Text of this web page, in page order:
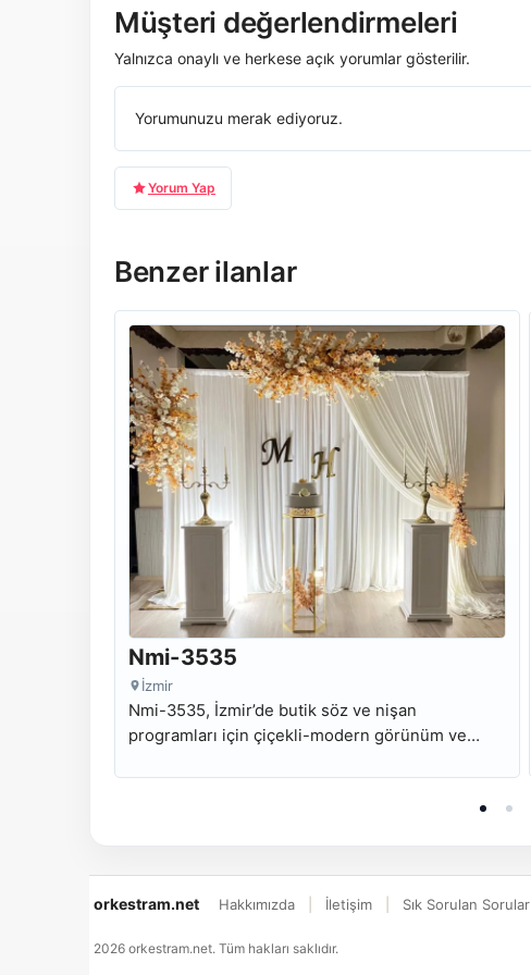
Müşteri değerlendirmeleri
Yalnızca onaylı ve herkese açık yorumlar gösterilir.
Yorumunuzu merak ediyoruz.
Yorum Yap
Benzer ilanlar
Nmi-3535
İzmir
Nmi-3535, İzmir’de butik söz ve nişan
programları için çiçekli-modern görünüm ve
orkestram.net Hakkımızda İletişim Sık Sorulan Sorular
2026 orkestram.net. Tüm hakları saklıdır.